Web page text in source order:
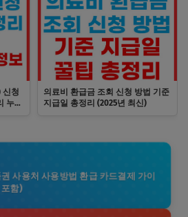
신청
누리
의료비 환급금 조회 신청 방법 기준
지급일 총정리 (2025년 최신)
사용처 사용방법 환급 카드결제 가이
함)